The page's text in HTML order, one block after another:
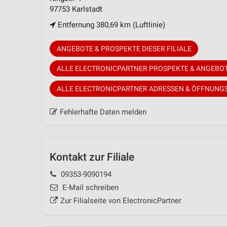
97753 Karlstadt
Entfernung 380,69 km (Luftlinie)
ANGEBOTE & PROSPEKTE DIESER FILIALE
ALLE ELECTRONICPARTNER PROSPEKTE &
ALLE ELECTRONICPARTNER ADRESSEN &
Fehlerhafte Daten melden
Kontakt zur Filiale
09353-9090194
E-Mail schreiben
Zur Filialseite von ElectronicPartner